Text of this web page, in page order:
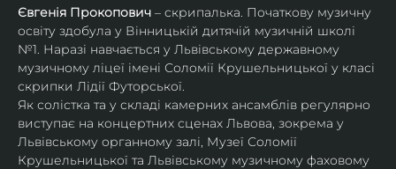
Євгенія Прокопович – скрипалька. Початкову музичну
освіту здобула у Вінницькій дитячій музичній школі
№1. Наразі навчається у Львівському державному
музичному ліцеї імені Соломії Крушельницької у класі
скрипки Лідії Футорської.
Як солістка та у складі камерних ансамблів регулярно
виступає на концертних сценах Львова, зокрема у
Львівському органному залі, Музеї Соломії
Крушельницької та Львівському музичному фаховому